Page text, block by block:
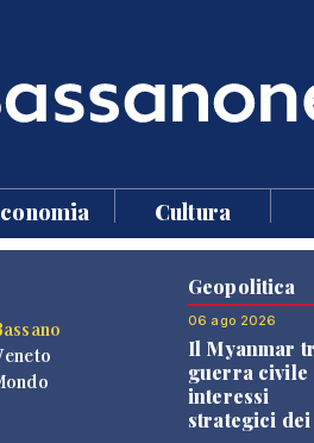
Cultura
Geopolitica
06 ago 2026
Il Myanmar
guerra civile
interessi
strategici dei